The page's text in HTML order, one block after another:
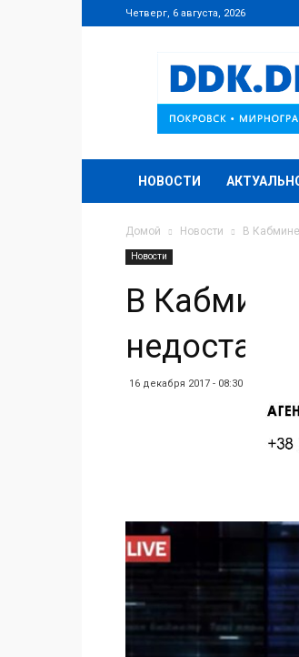
Четверг, 6 августа, 2026
DDK.DN.UA
НОВОСТИ
Домой Новости В
Новости
В
16 декабря 2017 - 08:30